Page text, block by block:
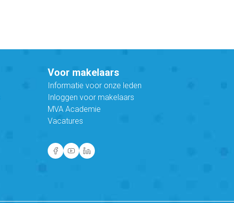
Voor makelaars
Informatie voor onze leden
Inloggen voor makelaars
MVA Academie
Vacatures